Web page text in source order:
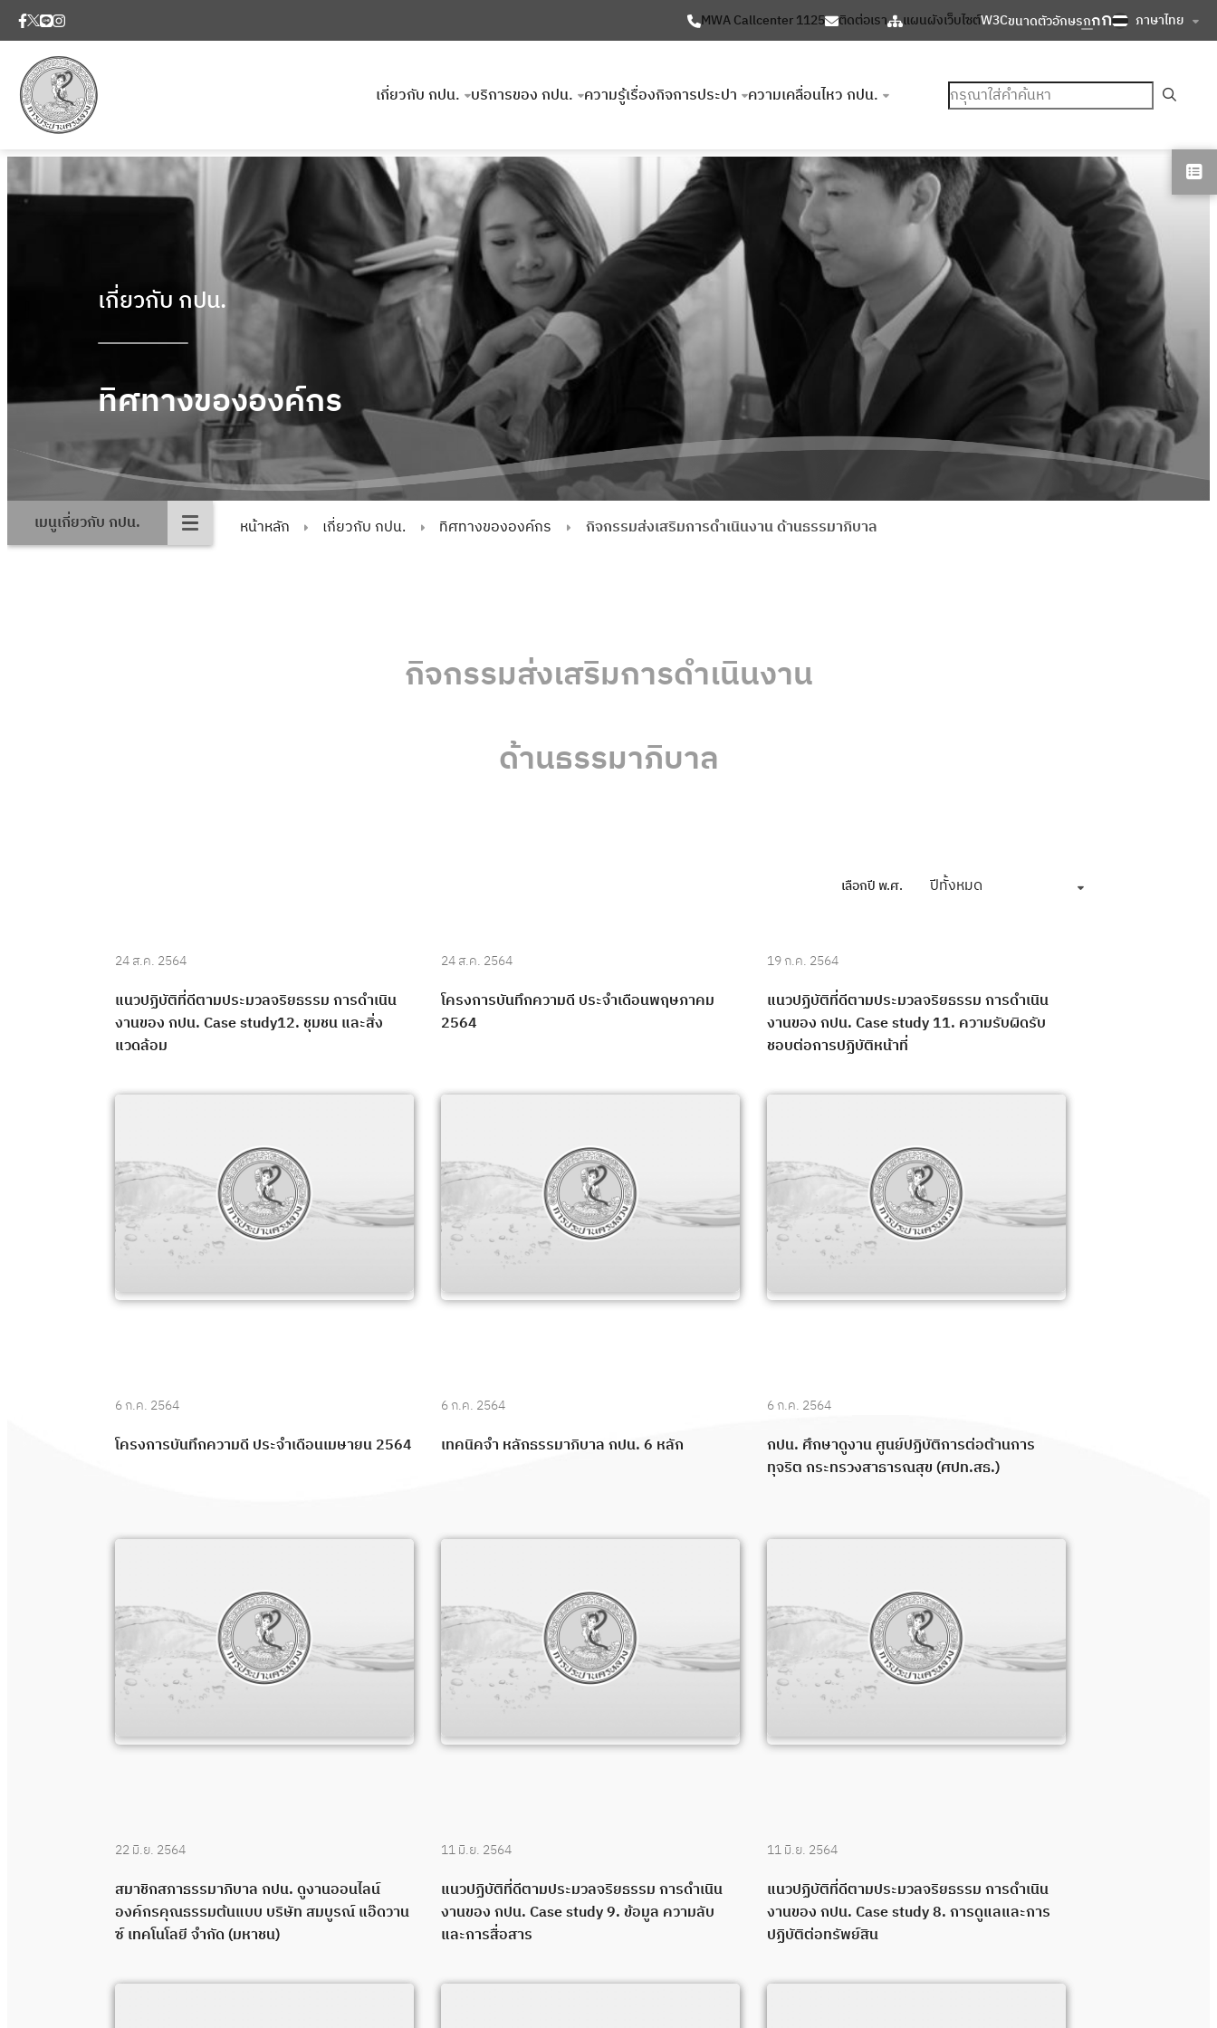
MWA Callcenter 1125 ติดต่อเรา แผนผังเว็บไซต์W3Cขนาดตัวอักษรกกก ภาษาไทย
เกี่ยวกับ กปน. บริการของ กปน. ความรู้เรื่องกิจการประปา ความเคลื่อนไหว กปน. ค้นหา
เกี่ยวกับ กปน.
ทิศทางขององค์กร
เมนูเกี่ยวกับ กปน. หน้าหลัก เกี่ยวกับ กปน. ทิศทางขององค์กร กิจกรรมส่งเสริมการดำเนินงาน ด้านธรรมาภิบาล
กิจกรรมส่งเสริมการดำเนินงาน
ด้านธรรมาภิบาล
เลือกปี พ.ศ. ปีทั้งหมด
24 ส.ค. 2564
แนวปฏิบัติที่ดีตามประมวลจริยธรรม การดำเนิน
งานของ กปน. Case study12. ชุมชน และสิ่ง
แวดล้อม
24 ส.ค. 2564
โครงการบันทึกความดี ประจำเดือนพฤษภาคม
2564
19 ก.ค. 2564
แนวปฏิบัติที่ดีตามประมวลจริยธรรม การดำเนิน
งานของ กปน. Case study 11. ความรับผิดรับ
ชอบต่อการปฏิบัติหน้าที่
6 ก.ค. 2564
โครงการบันทึกความดี ประจำเดือนเมษายน 2564
6 ก.ค. 2564
เทคนิคจำ หลักธรรมาภิบาล กปน. 6 หลัก
6 ก.ค. 2564
กปน. ศึกษาดูงาน ศูนย์ปฏิบัติการต่อต้านการ
ทุจริต กระทรวงสาธารณสุข (ศปท.สธ.)
22 มิ.ย. 2564
สมาชิกสภาธรรมาภิบาล กปน. ดูงานออนไลน์
องค์กรคุณธรรมต้นแบบ บริษัท สมบูรณ์ แอ๊ดวาน
ซ์ เทคโนโลยี จำกัด (มหาชน)
11 มิ.ย. 2564
แนวปฏิบัติที่ดีตามประมวลจริยธรรม การดำเนิน
งานของ กปน. Case study 9. ข้อมูล ความลับ
และการสื่อสาร
11 มิ.ย. 2564
แนวปฏิบัติที่ดีตามประมวลจริยธรรม การดำเนิน
งานของ กปน. Case study 8. การดูแลและการ
ปฏิบัติต่อทรัพย์สิน